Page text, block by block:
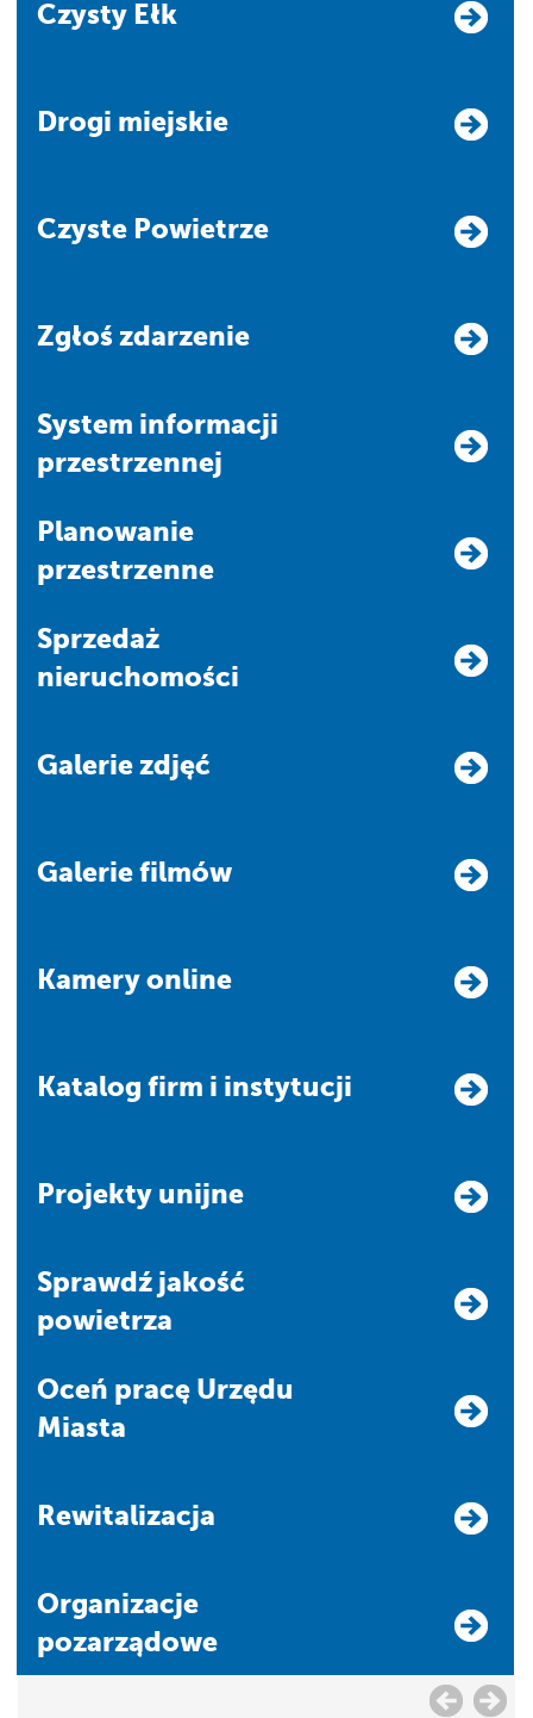
Czysty Ełk
Drogi miejskie
Czyste Powietrze
Zgłoś zdarzenie
system informacji
przestrzennej
Planowanie
przestrzenne
Sprzedaż
nieruchomości
Galerie zdjęć
Galerie filmów
Kamery online
Katalog firm i instytucji
Projekty unijne
Sprawdź jakość
powietrza
Oceń pracę Urzędu
Miasta
Rewitalizacja
Organizacje
pozarządowe